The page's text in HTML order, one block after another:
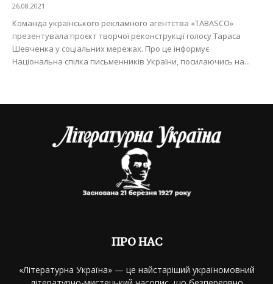
26.08.2021
Команда українського рекламного агентства «TABASCO»
презентувала проєкт творчої реконструкції голосу Тараса
Шевченка у соціальних мережах. Про це інформує
Національна спілка письменників України, посилаючись на...
ПРО НАС
«Літературна Україна» — це найстаріший україномовний